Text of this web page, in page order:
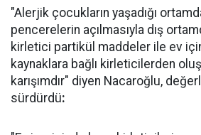
"Alerjik çocukların yaşadığı
pencerelerin açılmasıyla dış
kirletici partikül maddeler ile ev
kaynaklara bağlı kirleticilerden
karışımdır" diyen Nacaroğlu,
sürdürdü: